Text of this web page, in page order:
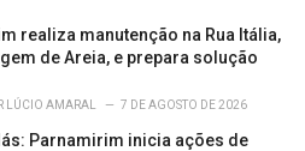
realiza manutenção na Rua Itália,
de Areia, e prepara solução
LÚCIO AMARAL 7 DE AGOSTO DE 2026
Parnamirim inicia ações de